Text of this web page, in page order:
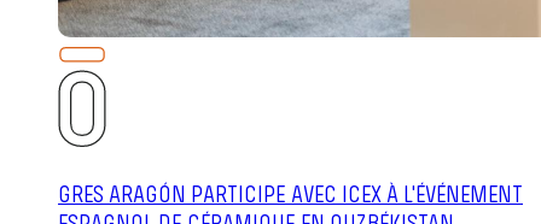
GRES ARAGÓN PARTICIPE AVEC ICEX À L'ÉVÉNEMENT